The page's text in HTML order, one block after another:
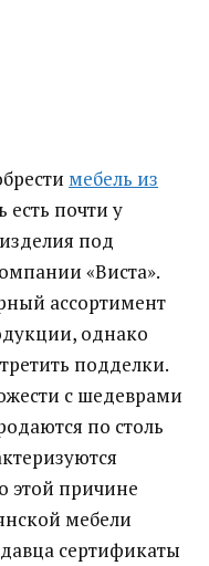
мебель из
почти у
под
«Виста».
ассортимент
однако
подделки.
с шедеврами
по столь
этой причине
мебели
сертификаты